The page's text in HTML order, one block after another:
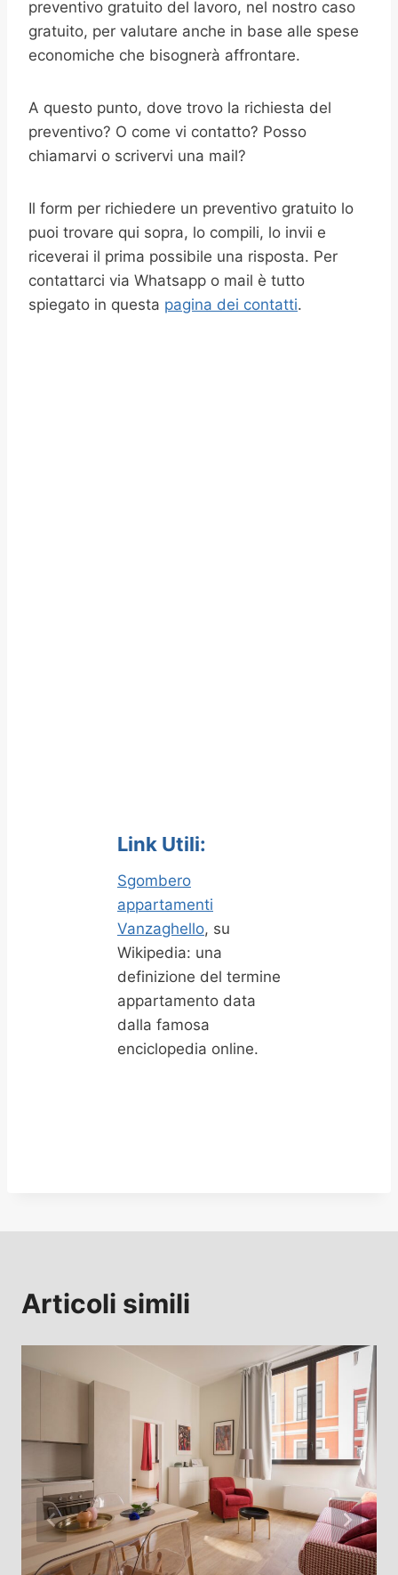
preventivo gratuito del lavoro, nel nostro caso
gratuito, per valutare anche in base alle spese
economiche che bisognerà affrontare.
A questo punto, dove trovo la richiesta del
preventivo? O come vi contatto? Posso
chiamarvi o scrivervi una mail?
Il form per richiedere un preventivo gratuito lo
puoi trovare qui sopra, lo compili, lo invii e
riceverai il prima possibile una risposta. Per
contattarci via Whatsapp o mail è tutto
spiegato in questa pagina dei contatti.
Link Utili:
Sgombero
appartamenti
Vanzaghello, su
Wikipedia: una
definizione del termine
appartamento data
dalla famosa
enciclopedia online.
Articoli simili